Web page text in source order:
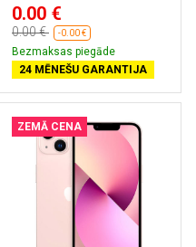
0.00 €
0.00 € -0.00 €
Bezmaksas piegāde
24 MĒNEŠU GARANTIJA
ZEMĀ CENA